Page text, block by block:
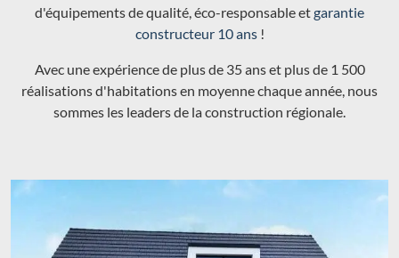
d'équipements de qualité, éco-responsable etgarantie
constructeur 10 ans!
Avec une expérience de plus de 35 ans et plus de 1 500
réalisations d'habitations en moyenne chaque année, nous
sommes les leaders de la construction régionale.